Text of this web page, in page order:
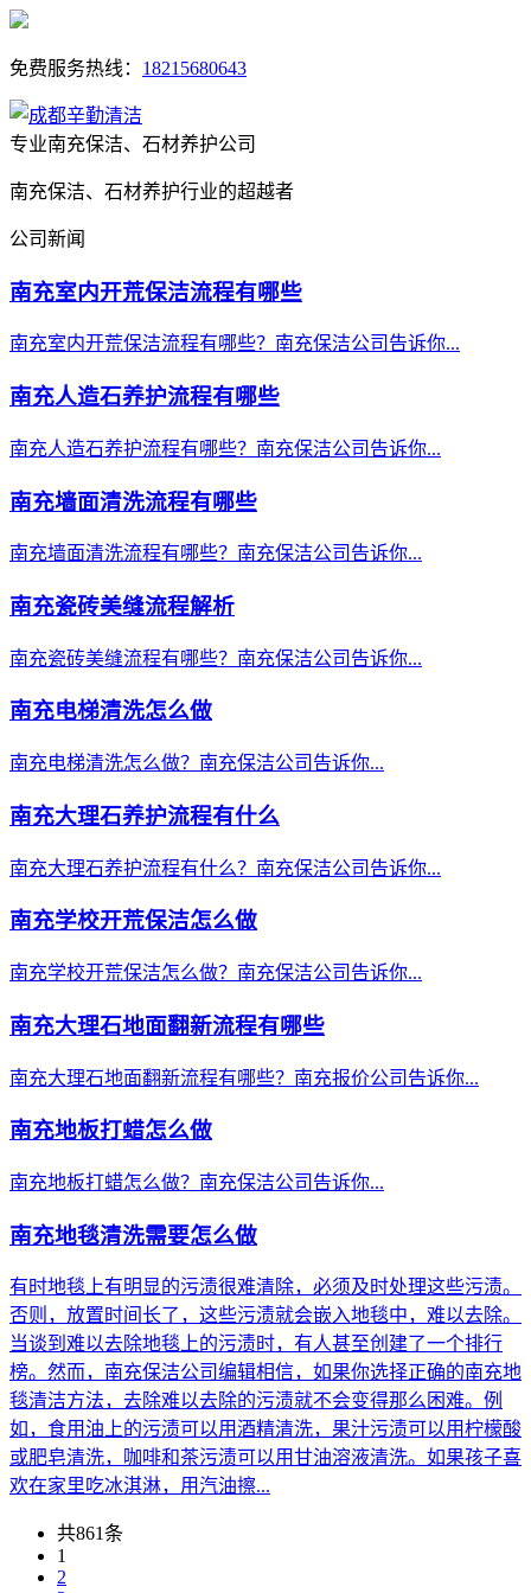
免费服务热线： 18215680643
专业南充保洁、石材养护公司
南充保洁、石材养护行业的超越者
公司新闻
南充室内开荒保洁流程有哪些
南充室内开荒保洁流程有哪些？南充保洁公司告诉你...
南充人造石养护流程有哪些
南充人造石养护流程有哪些？南充保洁公司告诉你...
南充墙面清洗流程有哪些
南充墙面清洗流程有哪些？南充保洁公司告诉你...
南充瓷砖美缝流程解析
南充瓷砖美缝流程有哪些？南充保洁公司告诉你...
南充电梯清洗怎么做
南充电梯清洗怎么做？南充保洁公司告诉你...
南充大理石养护流程有什么
南充大理石养护流程有什么？南充保洁公司告诉你...
南充学校开荒保洁怎么做
南充学校开荒保洁怎么做？南充保洁公司告诉你...
南充大理石地面翻新流程有哪些
南充大理石地面翻新流程有哪些？南充报价公司告诉你...
南充地板打蜡怎么做
南充地板打蜡怎么做？南充保洁公司告诉你...
南充地毯清洗需要怎么做
有时地毯上有明显的污渍很难清除，必须及时处理这些污渍。
否则，放置时间长了，这些污渍就会嵌入地毯中，难以去除。
当谈到难以去除地毯上的污渍时，有人甚至创建了一个排行
榜。然而，南充保洁公司编辑相信，如果你选择正确的南充地
毯清洁方法，去除难以去除的污渍就不会变得那么困难。例
如，食用油上的污渍可以用酒精清洗，果汁污渍可以用柠檬酸
或肥皂清洗，咖啡和茶污渍可以用甘油溶液清洗。如果孩子喜
欢在家里吃冰淇淋，用汽油擦...
共861条
1
2